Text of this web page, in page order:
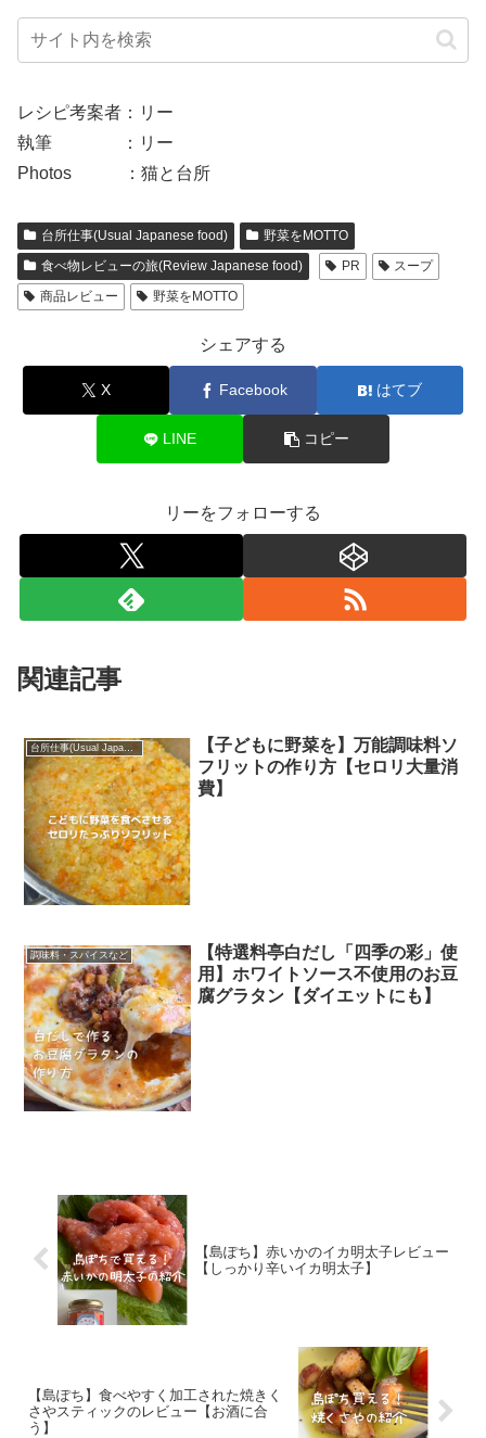
レシピ考案者：リー
執筆 ：リー
Photos ：猫と台所
台所仕事(Usual Japanese food)
野菜をMOTTO
食べ物レビューの旅(Review Japanese food)
PR
スープ
商品レビュー
野菜をMOTTO
シェアする
X Facebook はてブ
LINE コピー
リーをフォローする
関連記事
台所仕事(Usual Japanese food)
【子どもに野菜を】万能調味料ソ
フリットの作り方【セロリ大量消
費】
調味料・スパイスなど
【特選料亭白だし「四季の彩」使
用】ホワイトソース不使用のお豆
腐グラタン【ダイエットにも】
【島ぽち】赤いかのイカ明太子レビュー
【しっかり辛いイカ明太子】
【島ぽち】食べやすく加工された焼きく
さやスティックのレビュー【お酒に合
う】